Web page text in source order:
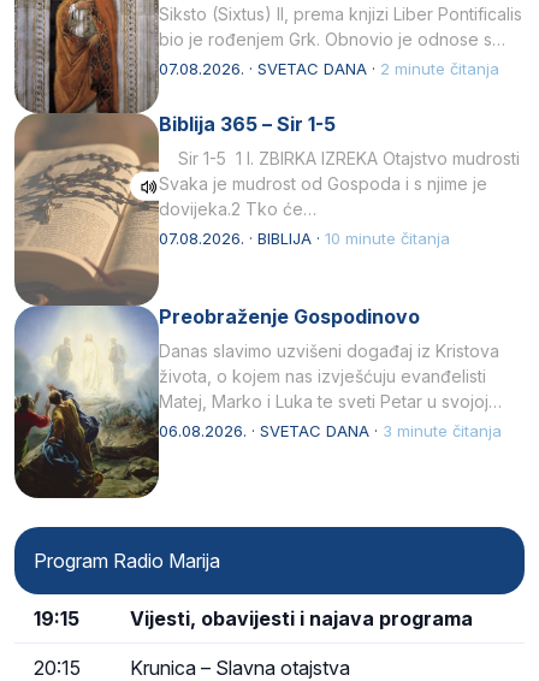
Siksto (Sixtus) II, prema knjizi Liber Pontificalis
bio je rođenjem Grk. Obnovio je odnose s
afričkim…
07.08.2026. · SVETAC DANA · 2 minute čitanja
Biblija 365 – Sir 1-5
Sir 1-5 1 I. ZBIRKA IZREKA Otajstvo mudrosti
Svaka je mudrost od Gospoda i s njime je
dovijeka.2 Tko će…
07.08.2026. · BIBLIJA · 10 minute čitanja
Preobraženje Gospodinovo
Danas slavimo uzvišeni događaj iz Kristova
života, o kojem nas izvješćuju evanđelisti
Matej, Marko i Luka te sveti Petar u svojoj
drugoj…
06.08.2026. · SVETAC DANA · 3 minute čitanja
Program Radio Marija
19:15 Vijesti, obavijesti i najava programa
20:15 Krunica – Slavna otajstva